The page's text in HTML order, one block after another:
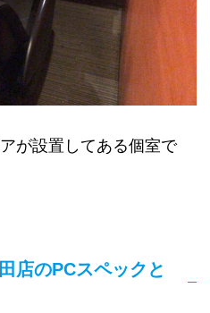
が設置してある個室で
店のPCスペックと